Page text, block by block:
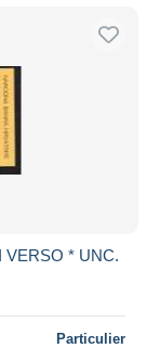
VERSO * UNC.
Particulier